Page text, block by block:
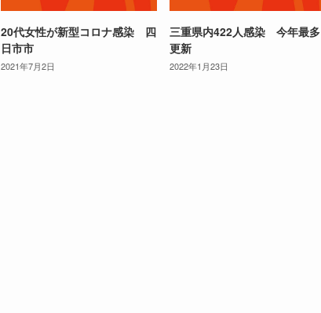
20代女性が新型コロナ感染 四
日市市
2021年7月2日
三重県内422人感染 今年最多
更新
2022年1月23日